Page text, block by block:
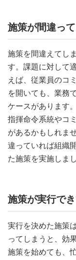
施策が間違っ
施策を間違えてし
す。課題に対して
えば、従業員のコ
を開いても、業務
ケースがあります
指揮命令系統やコ
があるかもしれま
違っていれば組織
た施策を実施しま
施策が実行で
実行を決めた施策
ってしまうと、効
施策を始めても、